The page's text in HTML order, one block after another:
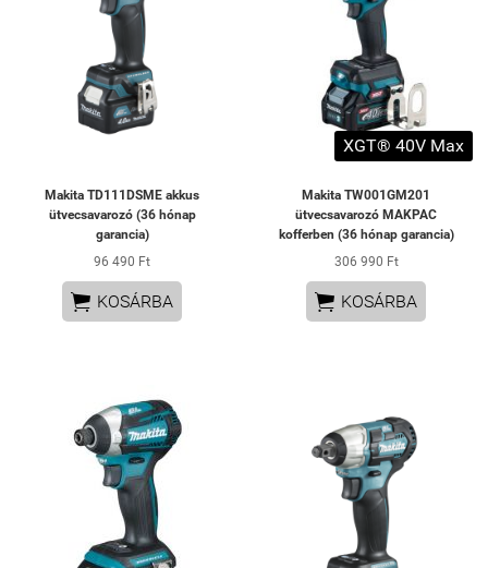
Makita TD111DSME akkus
ütvecsavarozó (36 hónap
garancia)
96 490 Ft
 KOSÁRBA
XGT® 40V Max
Makita TW001GM201
ütvecsavarozó MAKPAC
kofferben (36 hónap garancia)
306 990 Ft
 KOSÁRBA